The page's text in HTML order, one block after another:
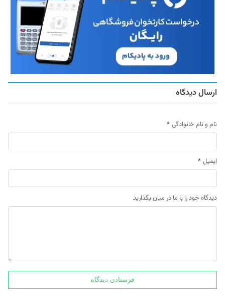
ارسال دیدگاه
نام و نام خانوادگی *
ایمیل *
دیدگاه خود را با ما در میان بگذارید